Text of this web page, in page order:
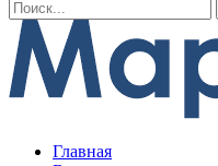
Главная